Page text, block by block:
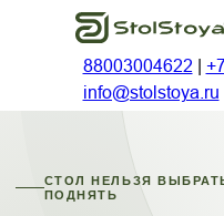
88003004622 |
info@stolstoya.ru
СТОЛ НЕЛЬЗЯ
ПОДНЯТЬ